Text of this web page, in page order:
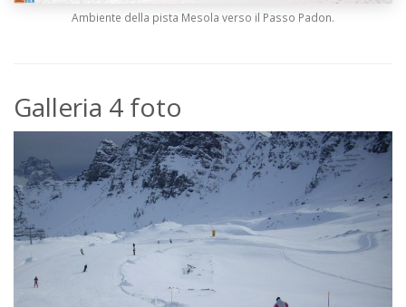
Ambiente della pista Mesola verso il Passo Padon.
Galleria 4 foto